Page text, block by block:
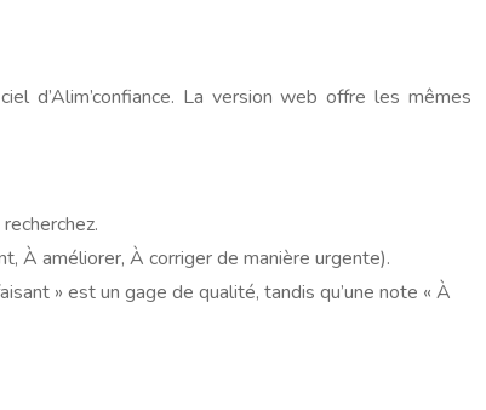
d’Alim’confiance. La version web offre les mêmes
À améliorer, À corriger de manière urgente).
» est un gage de qualité, tandis qu’une note « À